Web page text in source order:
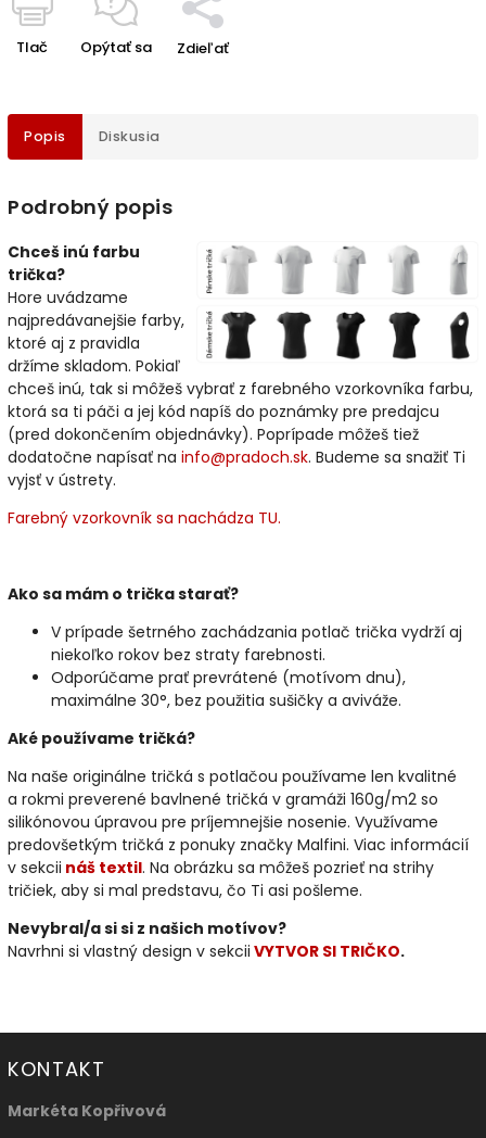
Tlač Opýtať sa Zdieľať
Popis Diskusia
Podrobný popis
Chceš inú farbu
trička?
Hore uvádzame
najpredávanejšie farby,
ktoré aj z pravidla
držíme skladom. Pokiaľ
chceš inú, tak si môžeš vybrať z farebného vzorkovníka farbu,
ktorá sa ti páči a jej kód napíš do poznámky pre predajcu
(pred dokončením objednávky). Poprípade môžeš tiež
dodatočne napísať na info@pradoch.sk. Budeme sa snažiť Ti
vyjsť v ústrety.
Farebný vzorkovník sa nachádza TU.
Ako sa mám o trička starať?
V prípade šetrného zachádzania potlač trička vydrží aj
niekoľko rokov bez straty farebnosti.
Odporúčame prať prevrátené (motívom dnu),
maximálne 30°, bez použitia sušičky a aviváže.
Aké používame tričká?
Na naše originálne tričká s potlačou používame len kvalitné
a rokmi preverené bavlnené tričká v gramáži 160g/m2 so
silikónovou úpravou pre príjemnejšie nosenie. Využívame
predovšetkým tričká z ponuky značky Malfini. Viac informácií
v sekcii náš textil. Na obrázku sa môžeš pozrieť na strihy
tričiek, aby si mal predstavu, čo Ti asi pošleme.
Nevybral/a si si z našich motívov?
Navrhni si vlastný design v sekcii VYTVOR SI TRIČKO.
KONTAKT
Markéta Kopřivová